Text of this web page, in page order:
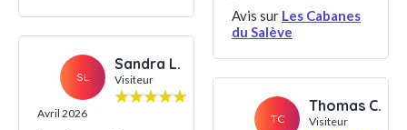
SL
Sandra L.
Visiteur
Avril 2026
Avis sur Les Cabanes
du Salève
TC
Thomas C.
Visiteur